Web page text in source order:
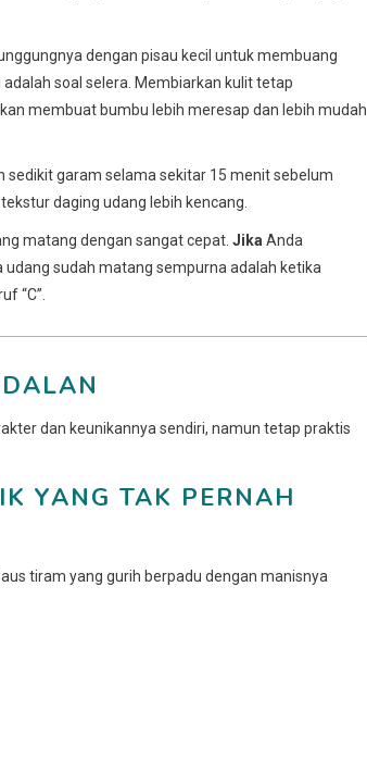
dengan pisau kecil untuk membuang
adalah soal selera. Membiarkan kulit tetap
membuat bumbu lebih meresap dan lebih mudah
sedikit garam selama sekitar 15 menit sebelum
daging udang lebih kencang.
matang dengan sangat cepat. Jika Anda
sudah matang sempurna adalah ketika
“C”.
dan keunikannya sendiri, namun tetap praktis
YANG TAK PERNAH
tiram yang gurih berpadu dengan manisnya